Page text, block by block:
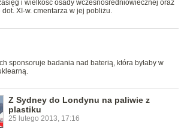
i wielkość osady wczesnośredniowiecznej oraz
XI-w. cmentarza w jej pobliżu.
sponsoruje badania nad baterią, która byłaby w
Z Sydney do Londynu na paliwie z
plastiku
25 lutego 2013, 17:16